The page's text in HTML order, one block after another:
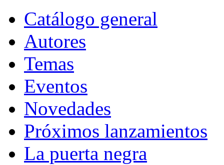
Catálogo general
Autores
Temas
Eventos
Novedades
Próximos lanzamientos
La puerta negra